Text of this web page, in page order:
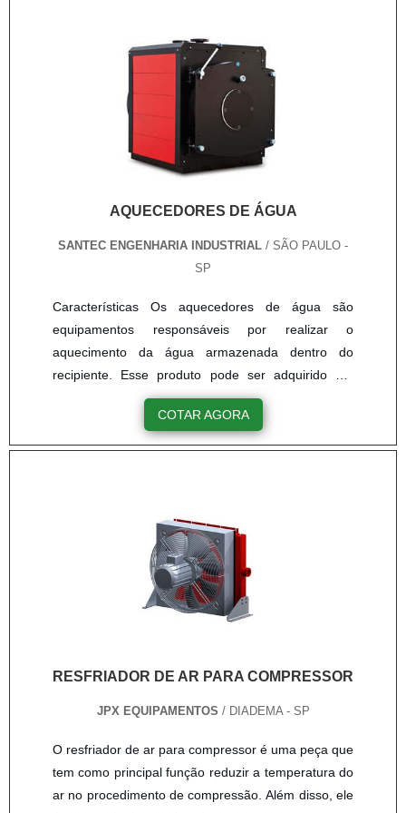
explosão; Regulação de pressão d....
AQUECEDORES DE ÁGUA
SANTEC ENGENHARIA INDUSTRIAL / SÃO PAULO -
SP
Características Os aquecedores de água são
equipamentos responsáveis por realizar o
aquecimento da água armazenada dentro do
recipiente. Esse produto pode ser adquirido em
diferentes tamanhos e funções, de acordo com a
necessidade de cada cliente e projeto. Durante a
escolha desse aquecedor é necessário analisar
COTAR AGORA
RESFRIADOR DE AR PARA COMPRESSOR
JPX EQUIPAMENTOS / DIADEMA - SP
O resfriador de ar para compressor é uma peça que
tem como principal função reduzir a temperatura do
ar no procedimento de compressão. Além disso, ele